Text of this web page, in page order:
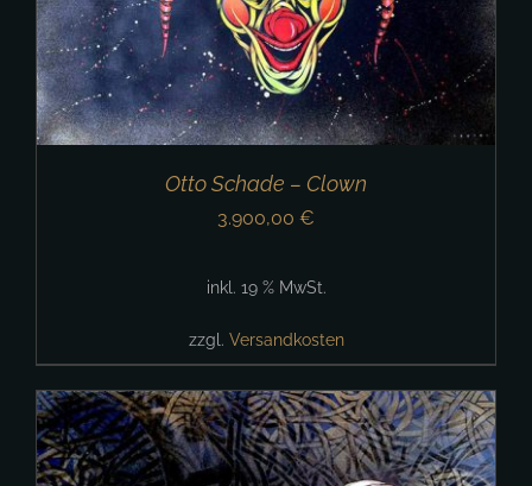
Otto Schade – Clown
3.900,00 €
inkl. 19 % MwSt.
zzgl. Versandkosten